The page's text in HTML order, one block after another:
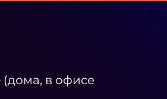
(дома, в офисе